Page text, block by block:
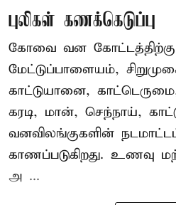
புலிகள் கணக்கெடுப்பு
கோவை வன
மேட்டுப்பாளையம்,
காட்டுயானை, காட்டெருமை,
கரடி, மான், செந்நாய்,
வனவிலங்குகளின் நடமாட்டம்
காணப்படுகிறது. உணவு
அ ...